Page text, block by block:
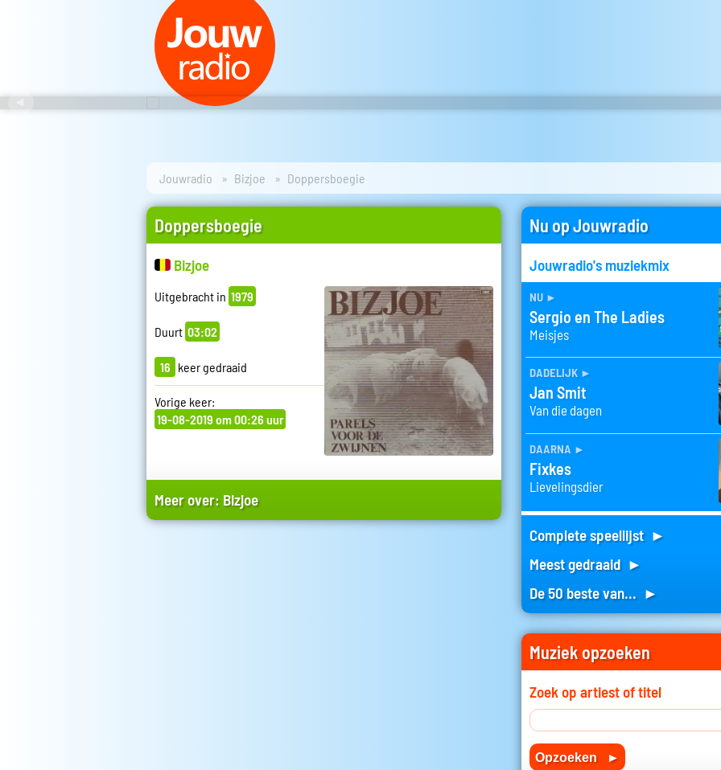
Jouwradio Bizjoe Doppersboegie
Doppersboegie
Bizjoe
Uitgebracht in 1979
Duurt 03:02
16 keer gedraaid
Vorige keer:
19-08-2019 om 00:26 uur
Meer over: Bizjoe
Nu op Jouwradio
Jouwradio's muziekmix
nu ►
Sergio en The Ladies
Meisjes
dadelijk ►
Jan Smit
Van die dagen
daarna ►
Fixkes
Lievelingsdier
Complete speellijst ►
Meest gedraaid ►
De 50 beste van... ►
Muziek opzoeken
Zoek op artiest of titel